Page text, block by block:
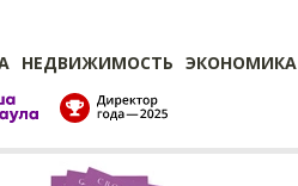
НЕДВИЖИМОСТЬ ЭКОНОМИКА